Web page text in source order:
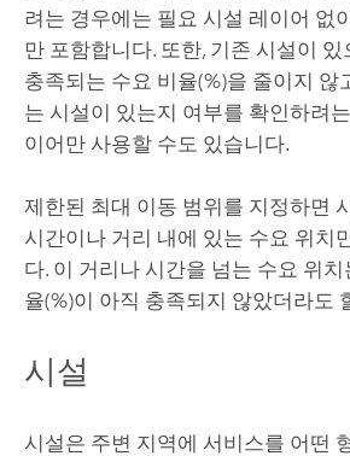
려는 경우에는 필요 시설 레이어 없
만 포함합니다. 또한, 기존 시설이
충족되는 수요 비율(%)을 줄이지 않
는 시설이 있는지 여부를 확인하려
이어만 사용할 수도 있습니다.
제한된 최대 이동 범위를 지정하면
시간이나 거리 내에 있는 수요 위치
다. 이 거리나 시간을 넘는 수요 위
율(%)이 아직 충족되지 않았더라도
시설
시설은 주변 지역에 서비스를 어떤